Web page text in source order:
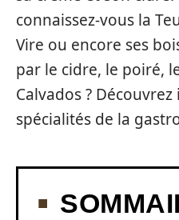
connaissez-vous la
Vire ou encore ses
par le cidre, le poiré,
Calvados ?
spécialités de la